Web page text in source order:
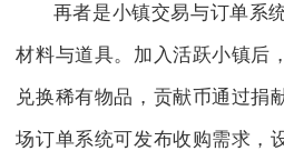
再者是小镇交易与订单系
材料与道具。加入活跃小镇后
兑换稀有物品，贡献币通过捐
场订单系统可发布收购需求，